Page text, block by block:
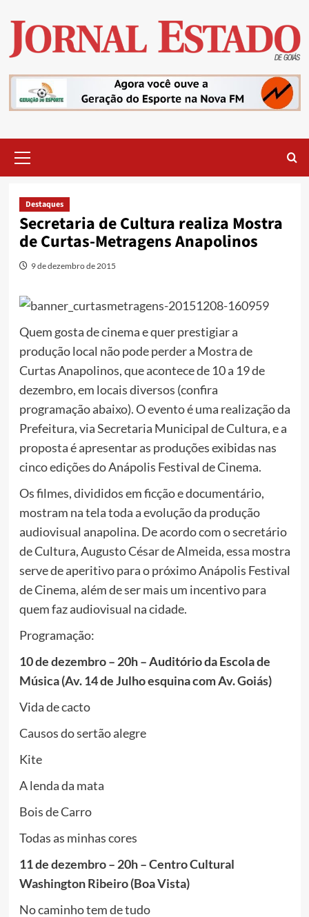
content
Menu
Destaques
Secretaria de Cultura realiza Mostra
de Curtas-Metragens Anapolinos
9 de dezembro de 2015
Quem gosta de cinema e quer prestigiar a
produção local não pode perder a Mostra de
Curtas Anapolinos, que acontece de 10 a 19 de
dezembro, em locais diversos (confira
programação abaixo). O evento é uma realização da
Prefeitura, via Secretaria Municipal de Cultura, e a
proposta é apresentar as produções exibidas nas
cinco edições do Anápolis Festival de Cinema.
Os filmes, divididos em ficção e documentário,
mostram na tela toda a evolução da produção
audiovisual anapolina. De acordo com o secretário
de Cultura, Augusto César de Almeida, essa mostra
serve de aperitivo para o próximo Anápolis Festival
de Cinema, além de ser mais um incentivo para
quem faz audiovisual na cidade.
Programação:
10 de dezembro – 20h – Auditório da Escola de
Música (Av. 14 de Julho esquina com Av. Goiás)
Vida de cacto
Causos do sertão alegre
Kite
A lenda da mata
Bois de Carro
Todas as minhas cores
11 de dezembro – 20h – Centro Cultural
Washington Ribeiro (Boa Vista)
No caminho tem de tudo